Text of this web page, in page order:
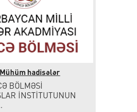
hadisələr
BÖLMƏSİ
İNSTİTUTUNUN